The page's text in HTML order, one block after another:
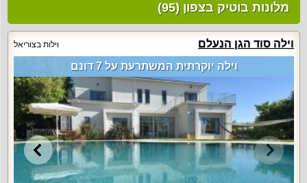
מלונות בוטיק בצפון (95)
וילה סוד הגן הנעלם וילות בצוריאל
וילה יוקרתית המשתרעת על 7 דונם